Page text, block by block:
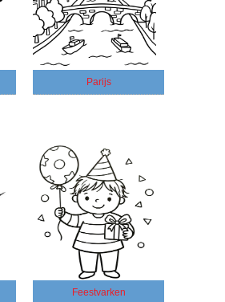
Parijs
Feestvarken